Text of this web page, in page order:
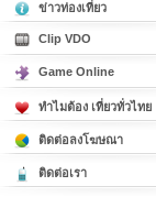
ข่าวท่องเที่ยว
Clip VDO
Game Online
ทำไมต้อง เที่ยวทั่วไทย
ติดต่อลงโฆษณา
ติดต่อเรา